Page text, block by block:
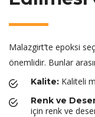
Malazgirt’te epoksi
önemlidir. Bunlar
Kalite: Kaliteli
Renk ve
için renk ve